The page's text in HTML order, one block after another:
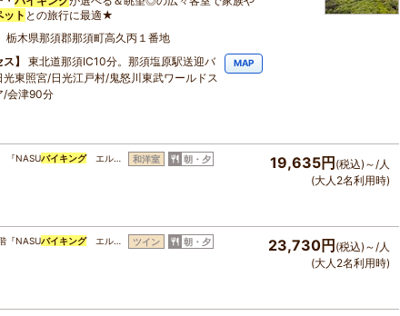
ット との旅行に最適★
栃木県那須郡那須町高久丙１番地
ス
東北道那須IC10分。那須塩原駅送迎バ
光東照宮/日光江戸村/鬼怒川東武ワールドス
/会津90分
MAP
NASUバイキングエル… 和洋室 朝・夕 19,635円 (税込)～/人
(大人2名利用時)
『NASUバイキングエル… ツイン 朝・夕 23,730円 (税込)～/人
(大人2名利用時)